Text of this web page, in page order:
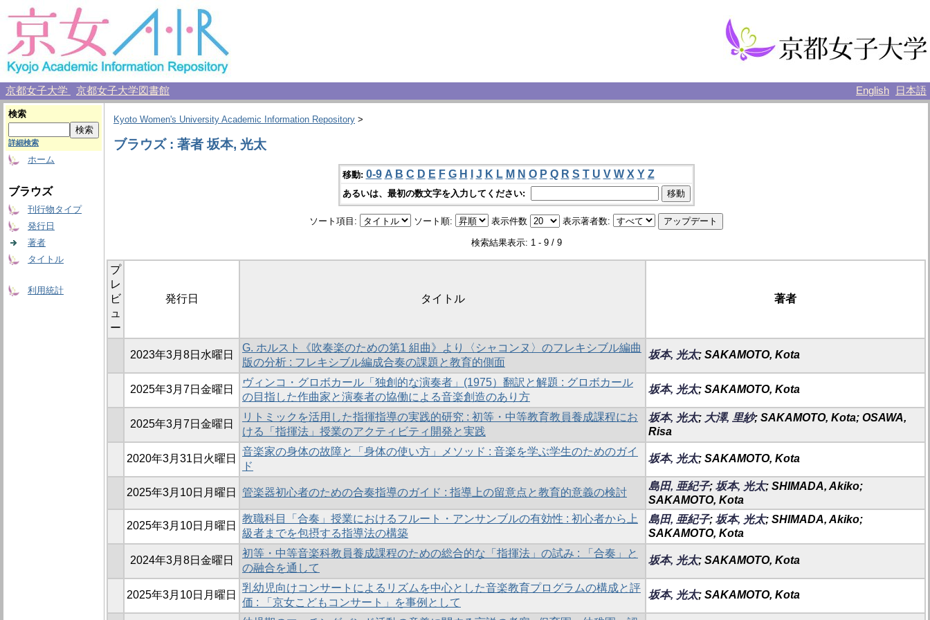
京都女子大学 京都女子大学図書館 English 日本語
検索
詳細検索
ホーム
ブラウズ
刊行物タイプ
発行日
著者
タイトル
利用統計
Kyoto Women's University Academic Information Repository >
ブラウズ : 著者 坂本, 光太
移動: 0-9 A B C D E F G H J K L M N O P Q R S T U V W X Y Z
あるいは、最初の数文字を入力してください:
ソート項目: ソート順: 表示件数 表示著者数:
検索結果表示: 1 - 9 / 9
プ
レ
ビ
ュ
ー
発行日 タイトル 著者
2023年3月8日水曜日
G. ホルスト《吹奏楽のための第1 組曲》より〈シャコンヌ〉のフレキシブル編曲
版の分析 : フレキシブル編成合奏の課題と教育的側面
坂本, 光太; SAKAMOTO, Kota
2025年3月7日金曜日
ヴィンコ・グロボカール「独創的な演奏者」(1975）翻訳と解題 : グロボカール
の目指した作曲家と演奏者の協働による音楽創造のあり方
坂本, 光太; SAKAMOTO, Kota
2025年3月7日金曜日
リトミックを活用した指揮指導の実践的研究 : 初等・中等教育教員養成課程にお
ける「指揮法」授業のアクティビティ開発と実践
坂本, 光太; 大澤, 里紗; SAKAMOTO, Kota; OSAWA,
Risa
2020年3月31日火曜日
音楽家の身体の故障と「身体の使い方」メソッド : 音楽を学ぶ学生のためのガイ
ド
坂本, 光太; SAKAMOTO, Kota
2025年3月10日月曜日 管楽器初心者のための合奏指導のガイド : 指導上の留意点と教育的意義の検討
島田, 亜紀子; 坂本, 光太; SHIMADA, Akiko;
SAKAMOTO, Kota
2025年3月10日月曜日
教職科目「合奏」授業におけるフルート・アンサンブルの有効性 : 初心者から上
級者までを包摂する指導法の構築
島田, 亜紀子; 坂本, 光太; SHIMADA, Akiko;
SAKAMOTO, Kota
2024年3月8日金曜日
初等・中等音楽科教員養成課程のための総合的な「指揮法」の試み : 「合奏」と
の融合を通して
坂本, 光太; SAKAMOTO, Kota
2025年3月10日月曜日
乳幼児向けコンサートによるリズムを中心とした音楽教育プログラムの構成と評
価 : 「京女こどもコンサート」を事例として
坂本, 光太; SAKAMOTO, Kota